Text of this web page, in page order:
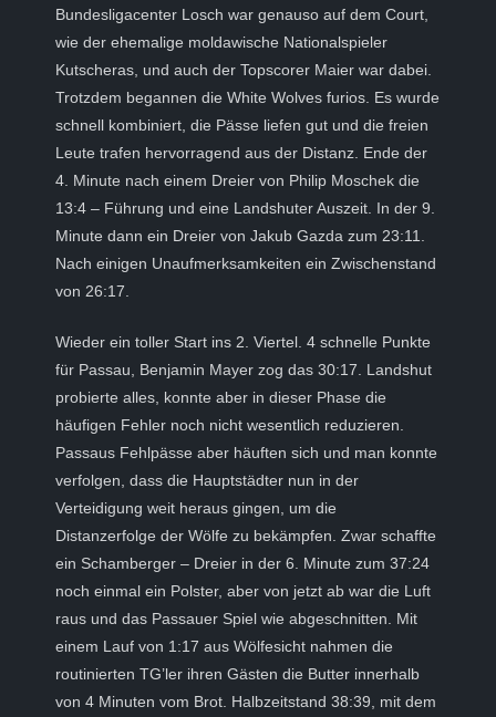
Bundesligacenter Losch war genauso auf dem Court,
wie der ehemalige moldawische Nationalspieler
Kutscheras, und auch der Topscorer Maier war dabei.
Trotzdem begannen die White Wolves furios. Es wurde
schnell kombiniert, die Pässe liefen gut und die freien
Leute trafen hervorragend aus der Distanz. Ende der
4. Minute nach einem Dreier von Philip Moschek die
13:4 – Führung und eine Landshuter Auszeit. In der 9.
Minute dann ein Dreier von Jakub Gazda zum 23:11.
Nach einigen Unaufmerksamkeiten ein Zwischenstand
von 26:17.
Wieder ein toller Start ins 2. Viertel. 4 schnelle Punkte
für Passau, Benjamin Mayer zog das 30:17. Landshut
probierte alles, konnte aber in dieser Phase die
häufigen Fehler noch nicht wesentlich reduzieren.
Passaus Fehlpässe aber häuften sich und man konnte
verfolgen, dass die Hauptstädter nun in der
Verteidigung weit heraus gingen, um die
Distanzerfolge der Wölfe zu bekämpfen. Zwar schaffte
ein Schamberger – Dreier in der 6. Minute zum 37:24
noch einmal ein Polster, aber von jetzt ab war die Luft
raus und das Passauer Spiel wie abgeschnitten. Mit
einem Lauf von 1:17 aus Wölfesicht nahmen die
routinierten TG’ler ihren Gästen die Butter innerhalb
von 4 Minuten vom Brot. Halbzeitstand 38:39, mit dem